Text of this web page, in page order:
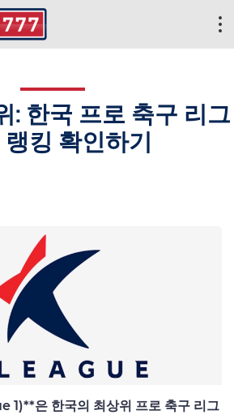
: 한국 프로 축구 리그
킹 확인하기
1)**은 한국의 최상위 프로 축구 리그